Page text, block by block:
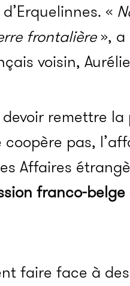
«
frontalière», a
voisin,
remettre la
coopère pas,
Affaires
franco-belge
faire face à